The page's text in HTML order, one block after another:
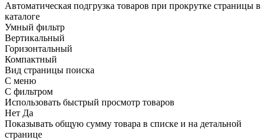
Автоматическая подгрузка товаров при прокрутке страницы в
каталоге
Умный фильтр
Вертикальный
Горизонтальный
Компактный
Вид страницы поиска
С меню
С фильтром
Использовать быстрый просмотр товаров
Нет Да
Показывать общую сумму товара в списке и на детальной
странице